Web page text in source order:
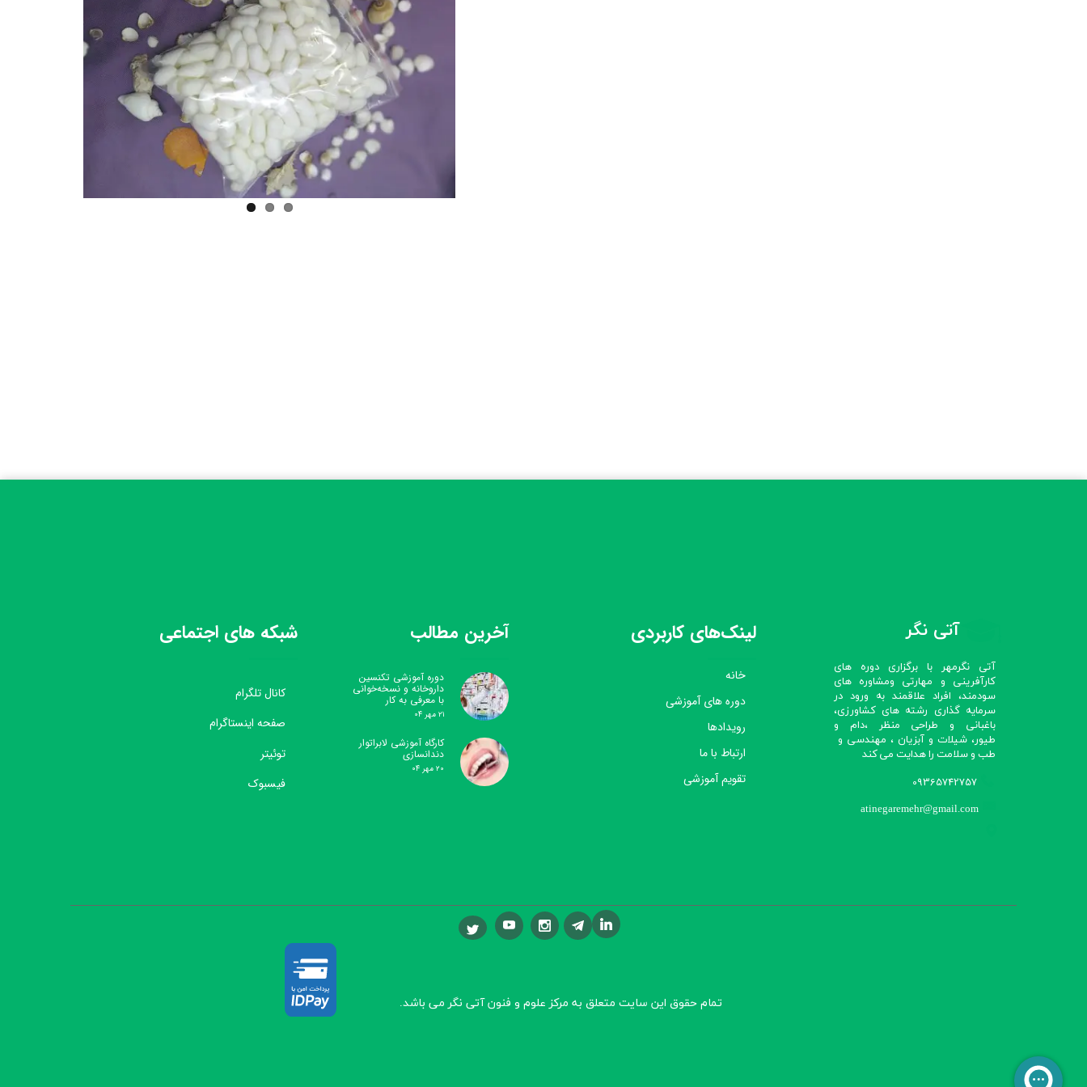
آتی نگر
آتی نگرمهر با برگزاری دوره های
کارآفرینی و مهارتی ومشاوره های
سودمند، افراد علاقمند به ورود در
سرمایه گذاری رشته های کشاورزی،
باغبانی و طراحی منظر ،دام و
طیور، شیلات و آبزیان ، مهندسی و
طب و سلامت را هدایت می کند​​​​​​​
09365742757
atinegaremehr@gmail.com
لینک‌های کاربردی
خانه
دوره های آموزشی
رویدادها
ارتباط با ما
تقویم آموزشی
آخرین مطالب
دوره آموزشی تکنسین
داروخانه و نسخه‌خوانی
با معرفی به کار
۲۱ مهر ۰۴
کارگاه آموزشی لابراتوار
دندانسازی
۲۰ مهر ۰۴
شبکه های اجتماعی
کانال تلگرام
صفحه اینستاگرام
توئیتر
فیسبوک
تمام حقوق این سایت متعلق به مرکز علوم و فنون آتی نگر می باشد.